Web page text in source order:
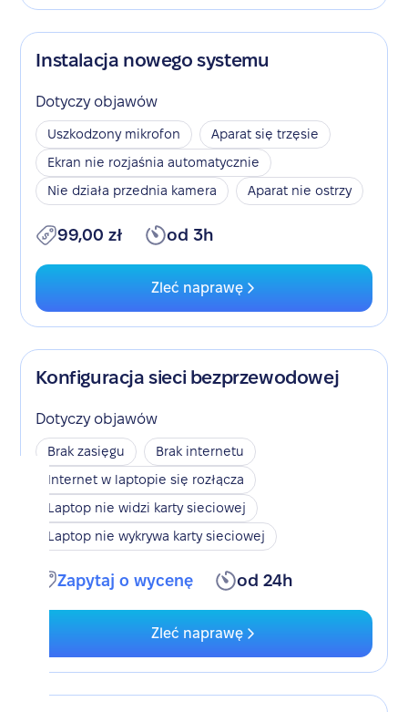
Instalacja nowego systemu
Dotyczy objawów
Uszkodzony mikrofon
Aparat się trzęsie
Ekran nie rozjaśnia automatycznie
Nie działa przednia kamera
Aparat nie ostrzy
99,00 zł od 3h
Zleć naprawę
Konfiguracja sieci bezprzewodowej
Dotyczy objawów
Brak zasięgu
Brak internetu
Internet w laptopie się rozłącza
Laptop nie widzi karty sieciowej
Laptop nie wykrywa karty sieciowej
Zapytaj o wycenę od 24h
Zleć naprawę